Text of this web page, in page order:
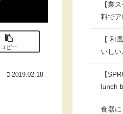
コピー
2019.02.18
【業
料でア
【 和
いし
【
lunch
食器